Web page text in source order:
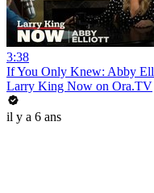
3:38
If You Only Knew: Abby
Larry King Now on Ora.TV
il y a 6 ans